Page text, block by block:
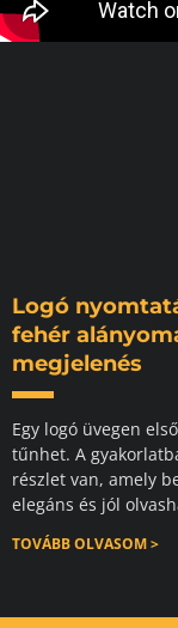
Logó
fehér
megjelenés
Egy logó üvegen
tűnhet. A
részlet van, amely
elegáns és jól
TOVÁBB OLVASOM >